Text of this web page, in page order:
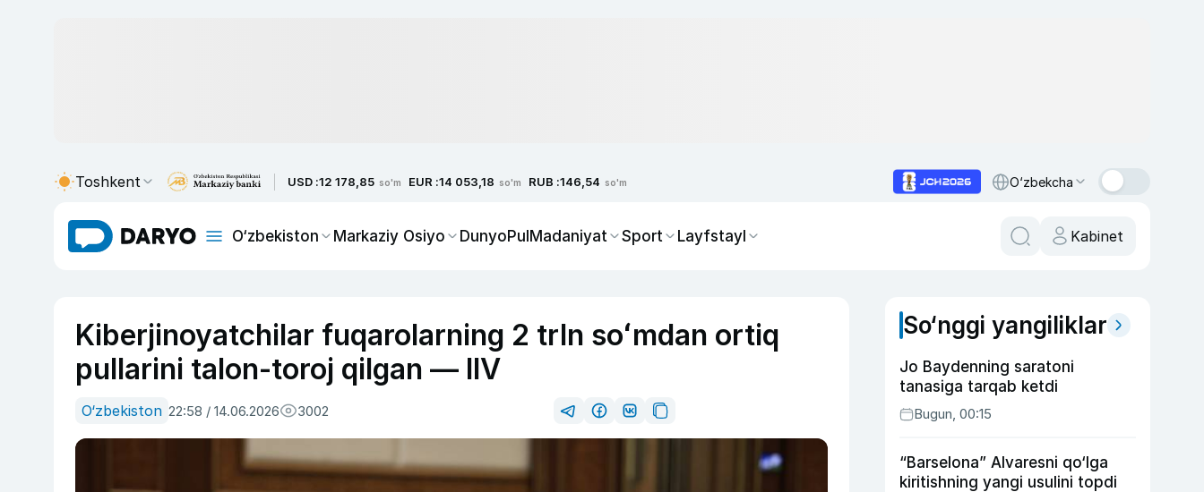
Toshkent USD :12 178,85 so'm EUR :14 053,18 so'm RUB :146,54 so'm O‘zbekcha
O‘zbekiston Markaziy Osiyo DunyoPulMadaniyat Sport Layfstayl Kabinet
Kiberjinoyatchilar fuqarolarning 2 trln soʻmdan ortiq
pullarini talon-toroj qilgan — IIV
O‘zbekiston 22:58 / 14.06.2026 3002
So‘nggi yangiliklar
Jo Baydenning saratoni
tanasiga tarqab ketdi
Bugun, 00:15
“Barselona” Alvaresni qo‘lga
kiritishning yangi usulini topdi